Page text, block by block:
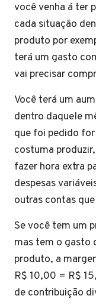
você venha á ter
cada situação
produto por
terá um gasto
vai precisar
Você terá um
dentro daquele
que foi pedido
costuma
fazer hora extra
despesas
outras contas
Se você tem um
mas tem o gasto
produto, a
R$ 10,00 = R$
de contribuição